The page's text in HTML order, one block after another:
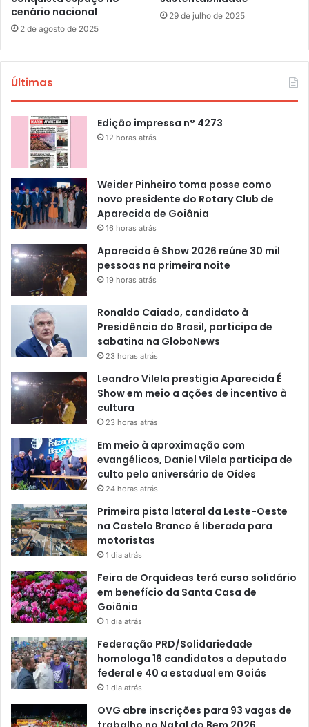
cenário nacional
2 de agosto de 2025
29 de julho de 2025
Últimas
Edição impressa n° 4273
12 horas atrás
Weider Pinheiro toma posse como
novo presidente do Rotary Club de
Aparecida de Goiânia
16 horas atrás
Aparecida é Show 2026 reúne 30 mil
pessoas na primeira noite
19 horas atrás
Ronaldo Caiado, candidato à
Presidência do Brasil, participa de
sabatina na GloboNews
23 horas atrás
Leandro Vilela prestigia Aparecida É
Show em meio a ações de incentivo à
cultura
23 horas atrás
Em meio à aproximação com
evangélicos, Daniel Vilela participa de
culto pelo aniversário de Oídes
24 horas atrás
Primeira pista lateral da Leste-Oeste
na Castelo Branco é liberada para
motoristas
1 dia atrás
Feira de Orquídeas terá curso solidário
em benefício da Santa Casa de
Goiânia
1 dia atrás
Federação PRD/Solidariedade
homologa 16 candidatos a deputado
federal e 40 a estadual em Goiás
1 dia atrás
OVG abre inscrições para 93 vagas de